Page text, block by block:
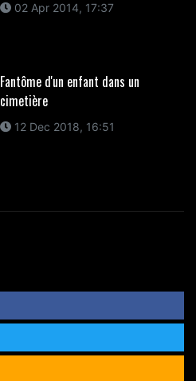
02 Apr 2014, 17:37
Fantôme d'un enfant dans un
cimetière
12 Dec 2018, 16:51